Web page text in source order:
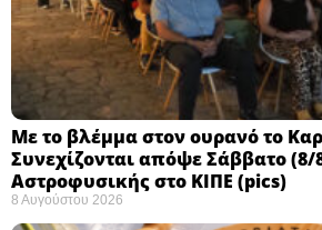
Με το βλέμμα στον ουρανό το
Συνεχίζονται απόψε Σάββατο (8/
Αστροφυσικής στο ΚΙΠΕ (pics)
8 Αυγούστου 2026